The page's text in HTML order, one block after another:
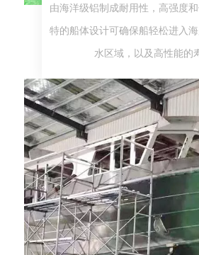
由海洋级铝制成耐用性，高强度
特的船体设计可确保船轻松进入
水区域，以及高性能的